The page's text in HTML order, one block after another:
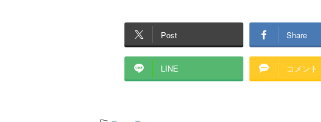
Post Share
LINE コメント